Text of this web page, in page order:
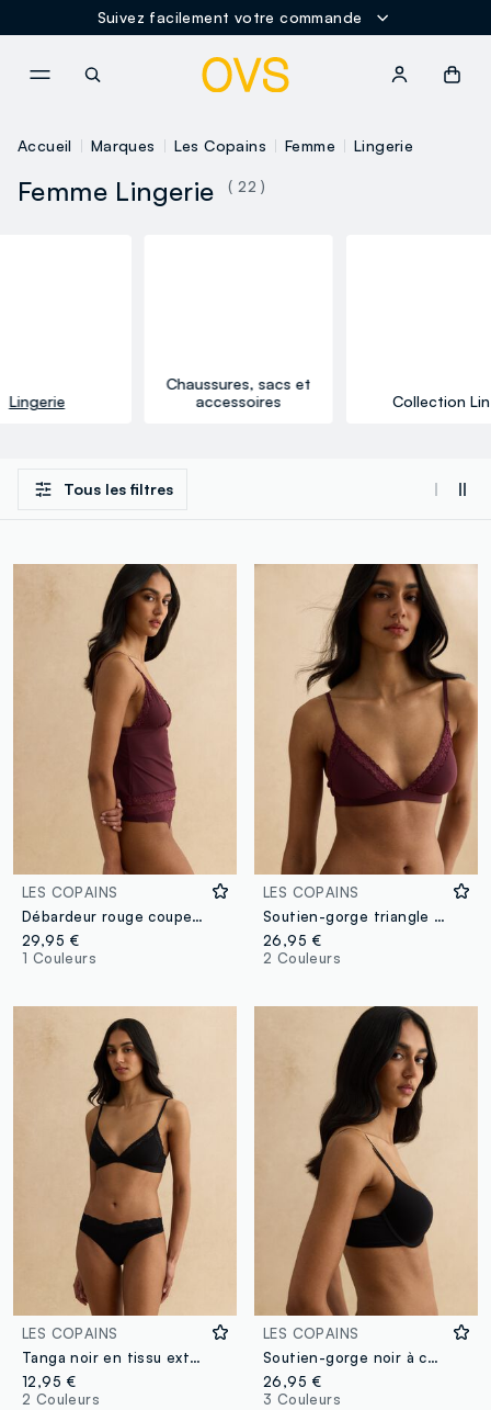
Suivez facilement votre commande
Accueil Marques Les Copains Femme Lingerie
Femme Lingerie ( 22 )
Lingerie
Chaussures, sacs et
accessoires
Collection Lin
Tous les filtres
LES COPAINS
Débardeur rouge coupe régulière avec détails en dentelle et bretelles fines
29,95 €
1 Couleurs
LES COPAINS
Soutien-gorge triangle rouge avec détails en dentelle
26,95 €
2 Couleurs
LES COPAINS
Tanga noir en tissu extensible avec détails en dentelle
12,95 €
2 Couleurs
LES COPAINS
Soutien-gorge noir à couverture totale avec bonnets rembourrés
26,95 €
3 Couleurs